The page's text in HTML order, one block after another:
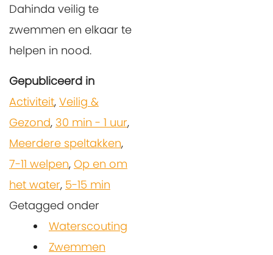
Dahinda veilig te
zwemmen en elkaar te
helpen in nood.
Gepubliceerd in
Activiteit, Veilig &
Gezond, 30 min - 1 uur,
Meerdere speltakken,
7-11 welpen, Op en om
het water, 5-15 min
Getagged onder
Waterscouting
Zwemmen